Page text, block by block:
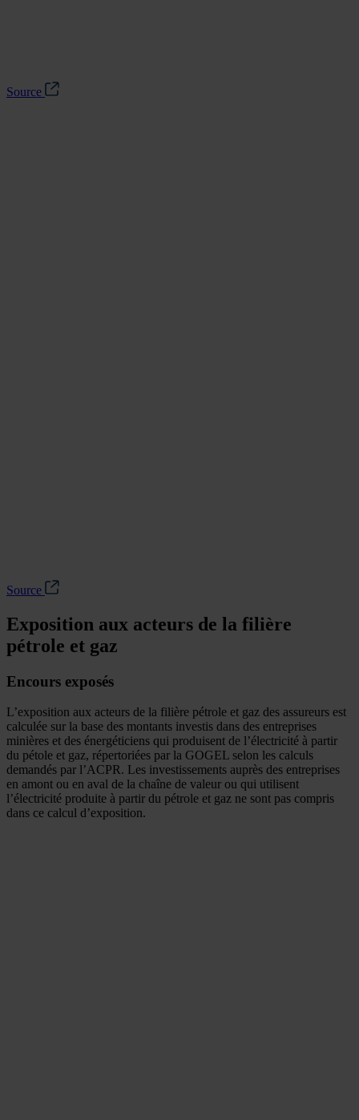
Source
Source
Exposition aux acteurs de la filière
pétrole et gaz
Encours exposés
L’exposition aux acteurs de la filière pétrole et gaz des assureurs est
calculée sur la base des montants investis dans des entreprises
minières et des énergéticiens qui produisent de l’électricité à partir
du pétole et gaz, répertoriées par la GOGEL selon les calculs
demandés par l’ACPR. Les investissements auprès des entreprises
en amont ou en aval de la chaîne de valeur ou qui utilisent
l’électricité produite à partir du pétrole et gaz ne sont pas compris
dans ce calcul d’exposition.